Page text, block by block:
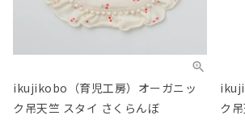
ikujikobo（育児工房）オーガニッ
ク吊天竺 スタイ さくらんぼ
ク